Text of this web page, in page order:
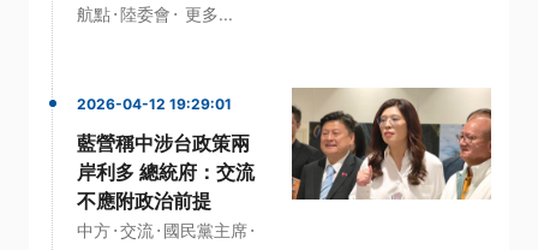
航點·陸委會 · 更多...
2026-04-12 19:29:01
藍營稱中涉台政策兩
岸利多 總統府：交流
不應附政治前提
中方·交流· 國民黨主席·